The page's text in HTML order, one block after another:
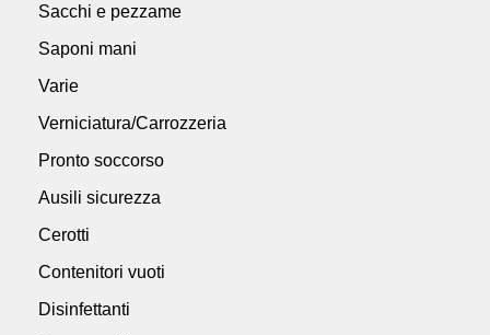
Sacchi e pezzame
Saponi mani
Varie
Verniciatura/Carrozzeria
Pronto soccorso
Ausili sicurezza
Cerotti
Contenitori vuoti
Disinfettanti